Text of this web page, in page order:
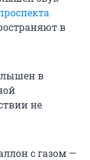
в
в
не
с газом —